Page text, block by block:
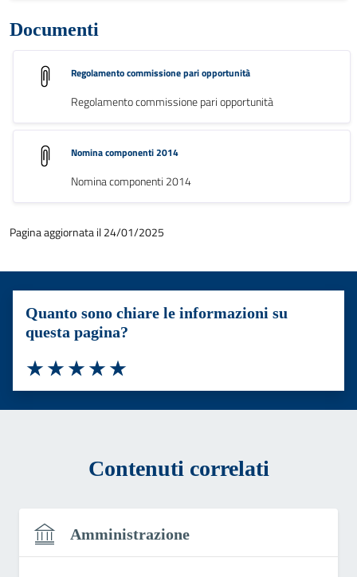
Documenti
Regolamento commissione pari opportunità
Regolamento commissione pari opportunità
Nomina componenti 2014
Nomina componenti 2014
Pagina aggiornata il 24/01/2025
Quanto sono chiare le informazioni su
questa pagina?
Valuta 5 stelle su 5
Valuta 4 stelle su 5
Valuta 3 stelle su 5
Valuta 2 stelle su 5
Valuta 1 stelle su 5
Contenuti correlati
Amministrazione